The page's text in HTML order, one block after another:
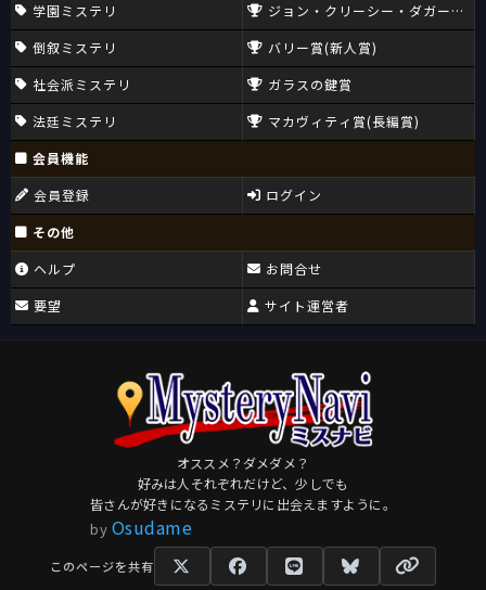
学園ミステリ
倒叙ミステリ
社会派ミステリ
法廷ミステリ
ジョン・クリーシー・ダガー賞
バリー賞(新人賞)
ガラスの鍵賞
マカヴィティ賞(長編賞)
会員機能
会員登録
ログイン
その他
ヘルプ
要望
お問合せ
サイト運営者
オススメ？ダメダメ？
好みは人それぞれだけど、少しでも
皆さんが好きになるミステリに出会えますように。
by Osudame
このページを共有